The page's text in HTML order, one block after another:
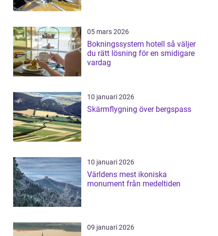
05 mars 2026
Bokningssystem hotell så väljer
du rätt lösning för en smidigare
vardag
10 januari 2026
Skärmflygning över bergspass
10 januari 2026
Världens mest ikoniska
monument från medeltiden
09 januari 2026